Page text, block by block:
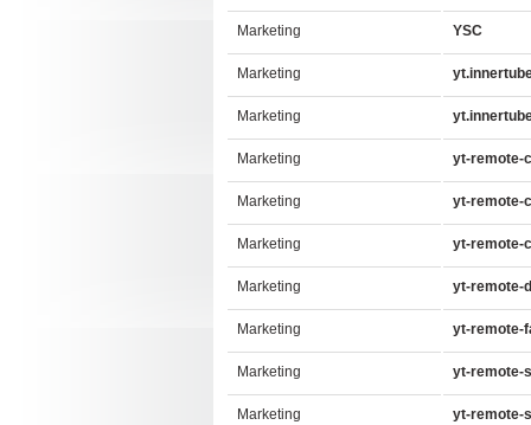
Marketing YSC
Marketing
Marketing
Marketing yt-remote-
Marketing yt-remote-
Marketing yt-remote-
Marketing yt-remote-
Marketing yt-remote-
Marketing yt-remote-
Marketing yt-remote-